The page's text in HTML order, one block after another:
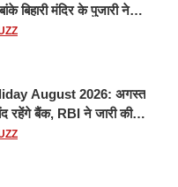
बिहारी मंदिर के पुजारी ने
विश्वनाथ का जलाभिषेक
August 2026: अगस्त
रहेंगे बैंक, RBI ने जारी की